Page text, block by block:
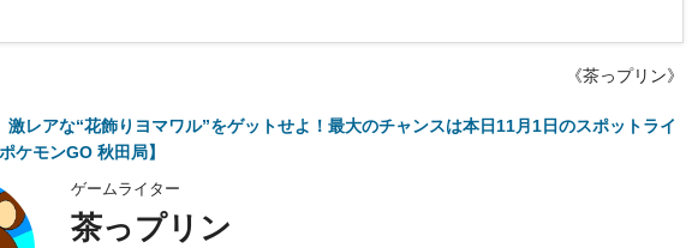
《茶っプリン》
激レアな“花飾りヨマワル”をゲットせよ！最大のチャンスは本日11月1日のスポットライ
ケモンGO 秋田局】
ゲームライター
茶っプリン